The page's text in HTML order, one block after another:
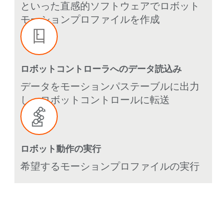
といった直感的ソフトウェアでロボット
モーションプロファイルを作成
ロボットコントローラへのデータ読込み
データをモーションパステーブルに出力
し、ロボットコントロールに転送
ロボット動作の実行
希望するモーションプロファイルの実行